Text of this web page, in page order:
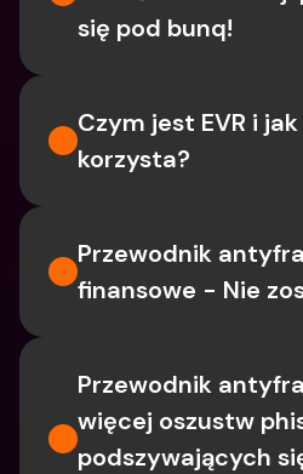
się pod bunq!
Czym jest EVR i
korzysta?
Przewodnik
finansowe - Nie
Przewodnik
więcej oszustw
podszywających